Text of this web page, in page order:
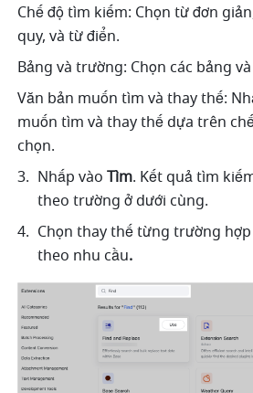
Chế độ tìm kiếm: Chọn từ đơn
quy, và từ điển.
Bảng và trường: Chọn các bảng
Văn bản muốn tìm và thay thế:
muốn tìm và thay thế dựa trên
chọn.
Nhấp vào Tìm. Kết quả tìm
theo trường ở dưới cùng.
Chọn thay thế từng trường
theo nhu cầu.